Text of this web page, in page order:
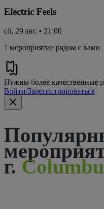
Electric Feels
сб, 29 авг. • 21:00
1 мероприятие рядом с вами
Нужны более качественные
Войти/Зарегистрироваться
г.